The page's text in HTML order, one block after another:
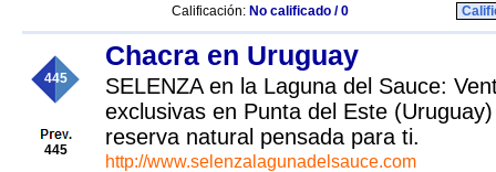
Calificación: No calificado / 0
445
445
Chacra en Uruguay
SELENZA en la Laguna del Sauce:
exclusivas en Punta del Este
reserva natural pensada para ti.
http://www.selenzalagunadelsauce.com